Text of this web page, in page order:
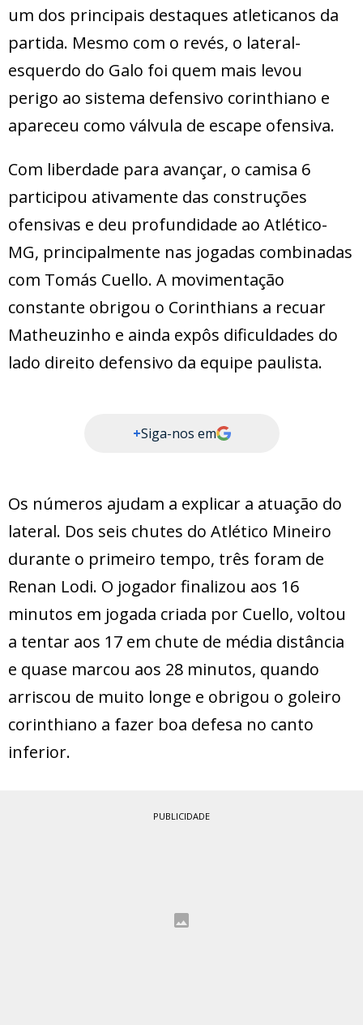
um dos principais destaques atleticanos da
partida. Mesmo com o revés, o lateral-
esquerdo do Galo foi quem mais levou
perigo ao sistema defensivo corinthiano e
apareceu como válvula de escape ofensiva.
Com liberdade para avançar, o camisa 6
participou ativamente das construções
ofensivas e deu profundidade ao Atlético-
MG, principalmente nas jogadas combinadas
com Tomás Cuello. A movimentação
constante obrigou o Corinthians a recuar
Matheuzinho e ainda expôs dificuldades do
lado direito defensivo da equipe paulista.
+Siga-nos em
Os números ajudam a explicar a atuação do
lateral. Dos seis chutes do Atlético Mineiro
durante o primeiro tempo, três foram de
Renan Lodi. O jogador finalizou aos 16
minutos em jogada criada por Cuello, voltou
a tentar aos 17 em chute de média distância
e quase marcou aos 28 minutos, quando
arriscou de muito longe e obrigou o goleiro
corinthiano a fazer boa defesa no canto
inferior.
PUBLICIDADE